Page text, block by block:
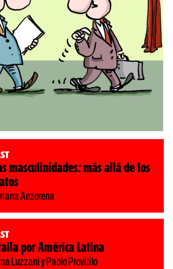
masculinidades: más allá de los
Anzorena
por América Latina
Luzzani y Pablo Provitilo